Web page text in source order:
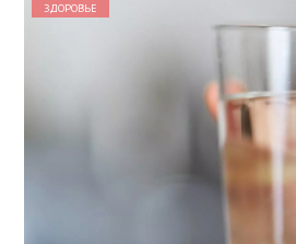
ЗДОРОВЬЕ